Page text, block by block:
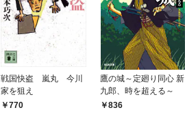
戦国快盗 嵐丸 今川
家を狙え
770
鷹の城～定廻り同心 新
九郎、時を超える～
836